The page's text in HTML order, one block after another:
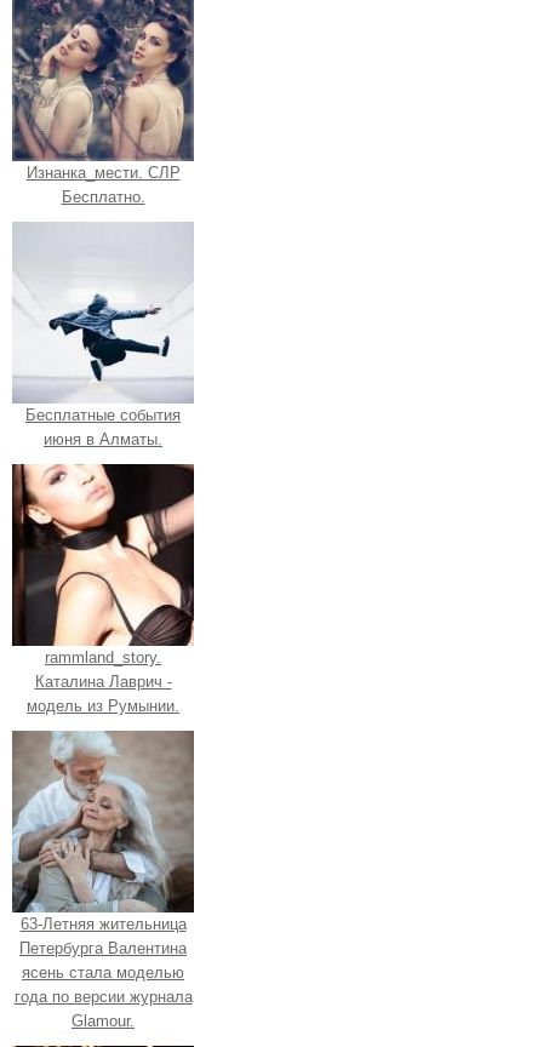
Изнанка_мести. СЛР
Бесплатно.
Бесплатные события
июня в Алматы.
rammland_story.
Каталина Лаврич -
модель из Румынии.
63-Летняя жительница
Петербурга Валентина
ясень стала моделью
года по версии журнала
Glamour.